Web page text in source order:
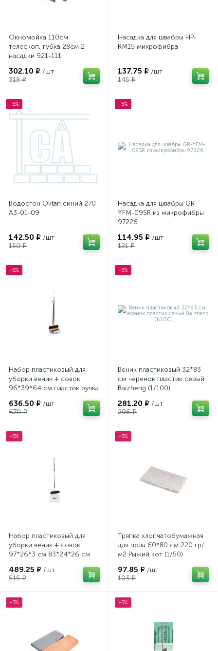
Окномойка 110см
телескоп, губка 28см 2
насадки 921-111
302.10 ₽ /шт
318 ₽
Насадка для швабры HP-
RM15 микрофибра
137.75 ₽ /шт
145 ₽
-5%
Водосгон Oktan синий 270
А3-01-09
142.50 ₽ /шт
150 ₽
-5%
Насадка для швабры GR-
YFM-09SR из микрофибры
97226
114.95 ₽ /шт
121 ₽
-5%
Набор пластиковый для
уборки веник + совок
96*39*64 см пластик ручка
636.50 ₽ /шт
670 ₽
-5%
Веник пластиковый 32*83
см черенок пластик серый
Baizheng (1/100)
281.20 ₽ /шт
296 ₽
-5%
Набор пластиковый для
уборки веник + совок
97*26*3 см 83*24*26 см
489.25 ₽ /шт
515 ₽
-5%
Тряпка хлопчатобумажная
для пола 60*80 см 220 гр/
м2 Рыжий кот (1/50)
97.85 ₽ /шт
103 ₽
-5% -5%